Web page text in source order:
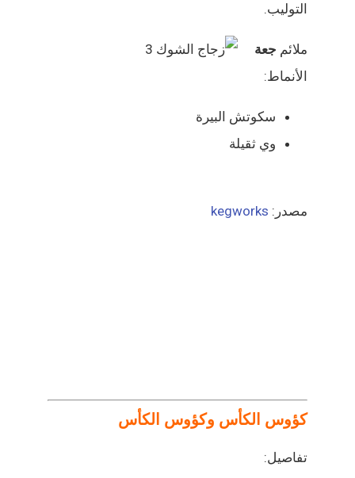
التوليب.
ملائم جعة
الأنماط:
سكوتش البيرة
وي ثقيلة
مصدر: kegworks
كؤوس الكأس وكؤوس الكأس
تفاصيل: